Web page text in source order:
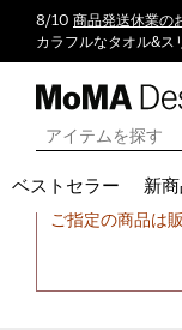
8/10 商品発送休業の
カラフルなタオル&ス
ベストセラー 新
ご指定の商品は